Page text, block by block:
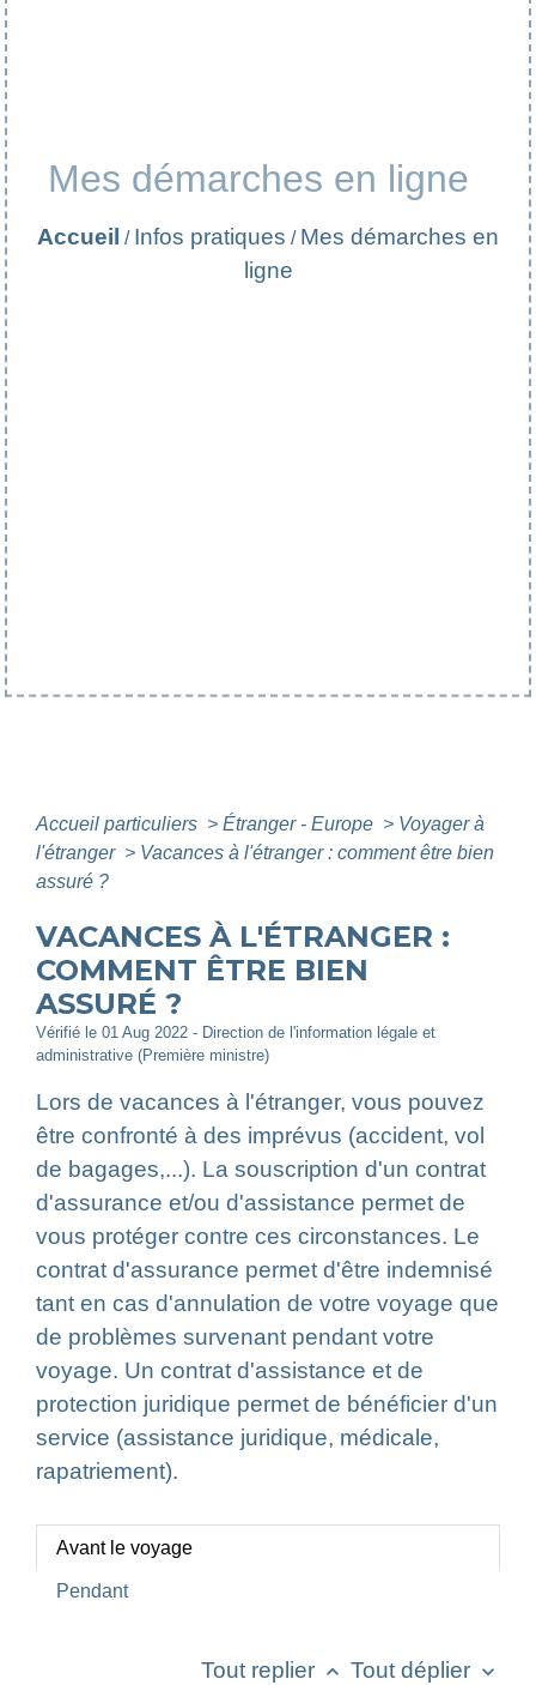
Mes démarches en ligne
Accueil / Infos pratiques / Mes démarches en
ligne
Accueil particuliers > Étranger - Europe > Voyager à
l'étranger > Vacances à l'étranger : comment être bien
assuré ?
VACANCES À L'ÉTRANGER :
COMMENT ÊTRE BIEN
ASSURÉ ?
Vérifié le 01 Aug 2022 - Direction de l'information légale et
administrative (Première ministre)
Lors de vacances à l'étranger, vous pouvez
être confronté à des imprévus (accident, vol
de bagages,...). La souscription d'un contrat
d'assurance et/ou d'assistance permet de
vous protéger contre ces circonstances. Le
contrat d'assurance permet d'être indemnisé
tant en cas d'annulation de votre voyage que
de problèmes survenant pendant votre
voyage. Un contrat d'assistance et de
protection juridique permet de bénéficier d'un
service (assistance juridique, médicale,
rapatriement).
Avant le voyage
Pendant
Tout replier keyboard_arrow_up Tout déplier keyboard_arrow_down